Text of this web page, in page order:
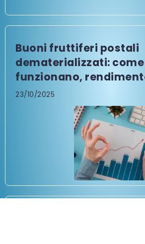
Buoni fruttiferi postali
dematerializzati: come
funzionano,
23/10/2025